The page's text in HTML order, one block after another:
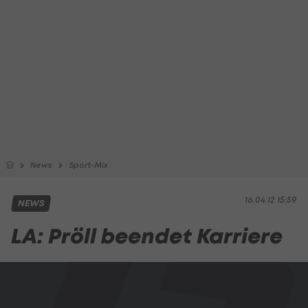
News Sport-Mix
16.04.12 15:59
NEWS
LA: Pröll beendet Karriere